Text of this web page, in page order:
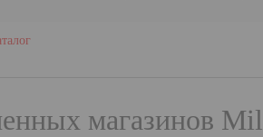
магазинов